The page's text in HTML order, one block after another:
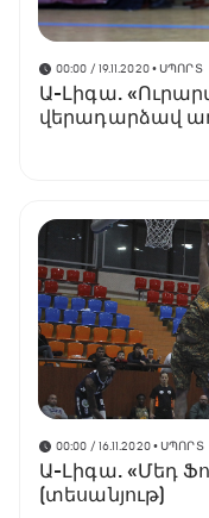
00:00 / 19.11.2020• ՍՊՈՐՏ
Ա-Լիգա.
վերադարձավ
00:00 / 16.11.2020• ՍՊՈՐՏ
Ա-Լիգա. «Մեդ
(տեսանյութ)